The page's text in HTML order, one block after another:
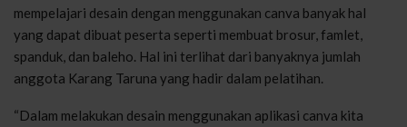
mempelajari desain dengan menggunakan canva banyak hal
yang dapat dibuat peserta seperti membuat brosur, famlet,
spanduk, dan baleho. Hal ini terlihat dari banyaknya jumlah
anggota Karang Taruna yang hadir dalam pelatihan.
“Dalam melakukan desain menggunakan aplikasi canva kita